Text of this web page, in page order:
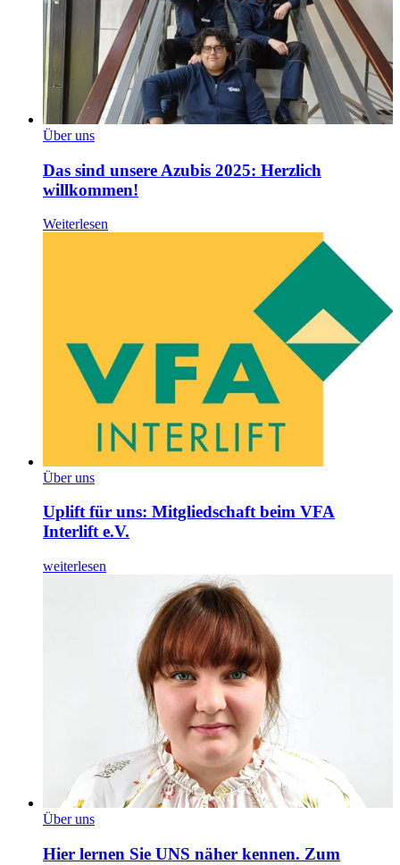
Über uns
Das sind unsere Azubis 2025: Herzlich
willkommen!
Weiterlesen
Über uns
Uplift für uns: Mitgliedschaft beim VFA
Interlift e.V.
weiterlesen
Über uns
Hier lernen Sie UNS näher kennen. Zum